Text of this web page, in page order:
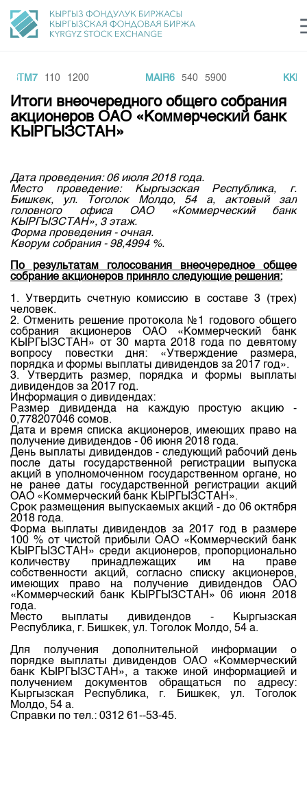
Финансовый рынок KG login Рус Кыр Eng
О нас
Общая информация
Акционеры
Руководство
Внутренний аудитор
Комитеты
Участники торгов
Наши партнеры
Cтратегия развития
Корпоративные документы
Контакты
Направления
Товарно-сырьевой сектор
Листинг
Центр раскрытия информации
Тарифы
Аналитика
Финансовый рынок KG
Пресс-клуб
25 лет ЗАО КФБ
Нормативная база
Биржевая деятельность
Депозитарная деятельность
Центр раскрытия информации
Статистика торгов
Итоги последних торгов
Индекс и Капитализация
Котировки по ЦБ
Котировки по драг. металлам
Расписание аукционов по ГЦБ
Результаты аукционов ГЦБ
Объем ГЦБ в обращении
Результаты аукционов по депозитам
Учебный центр
Общая информация
План работы на год
BBTM7 110 1200 MAIR6 540 5900
Итоги внеочередного общего собрания
акционеров ОАО «Коммерческий банк
КЫРГЫЗСТАН»
Дата проведения: 06 июля 2018 года.
Место проведение: Кыргызская Республика, г.
Бишкек, ул. Тоголок Молдо, 54 а, актовый зал
головного офиса ОАО «Коммерческий банк
КЫРГЫЗСТАН», 3 этаж.
Форма проведения - очная.
Кворум собрания - 98,4994 %.
По результатам голосования внеочередное общее
собрание акционеров приняло следующие решения:
1. Утвердить счетную комиссию в составе 3 (трех)
человек.
2. Отменить решение протокола №1 годового общего
собрания акционеров ОАО «Коммерческий банк
КЫРГЫЗСТАН» от 30 марта 2018 года по девятому
вопросу повестки дня: «Утверждение размера,
порядка и формы выплаты дивидендов за 2017 год».
3. Утвердить размер, порядка и формы выплаты
дивидендов за 2017 год.
Информация о дивидендах:
Размер дивиденда на каждую простую акцию -
0,778207046 сомов.
Дата и время списка акционеров, имеющих право на
получение дивидендов - 06 июня 2018 года.
День выплаты дивидендов - следующий рабочий день
после даты государственной регистрации выпуска
акций в уполномоченном государственном органе, но
не ранее даты государственной регистрации акций
ОАО «Коммерческий банк КЫРГЫЗСТАН».
Срок размещения выпускаемых акций - до 06 октября
2018 года.
Форма выплаты дивидендов за 2017 год в размере
100 % от чистой прибыли ОАО «Коммерческий банк
КЫРГЫЗСТАН» среди акционеров, пропорционально
количеству принадлежащих им на праве
собственности акций, согласно списку акционеров,
имеющих право на получение дивидендов ОАО
«Коммерческий банк КЫРГЫЗСТАН» 06 июня 2018
года.
Место выплаты дивидендов - Кыргызская
Республика, г. Бишкек, ул. Тоголок Молдо, 54 а.
Для получения дополнительной информации о
порядке выплаты дивидендов ОАО «Коммерческий
банк КЫРГЫЗСТАН», а также иной информацией и
получением документов обращаться по адресу:
Кыргызская Республика, г. Бишкек, ул. Тоголок
Молдо, 54 а.
Справки по тел.: 0312 61--53-45.